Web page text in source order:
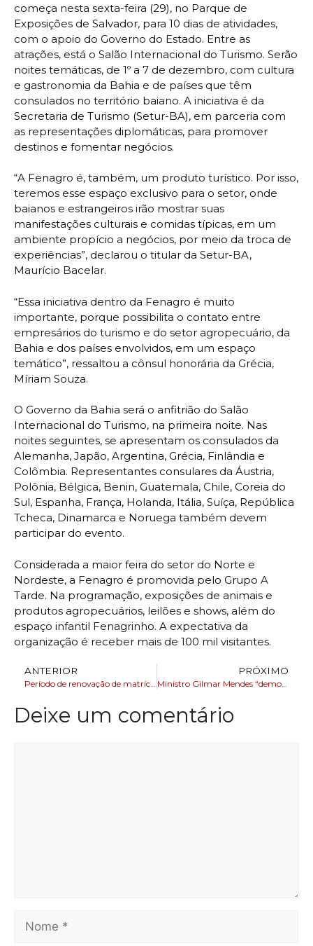
começa nesta sexta-feira (29), no Parque de
Exposições de Salvador, para 10 dias de atividades,
com o apoio do Governo do Estado. Entre as
atrações, está o Salão Internacional do Turismo. Serão
noites temáticas, de 1º a 7 de dezembro, com cultura
e gastronomia da Bahia e de países que têm
consulados no território baiano. A iniciativa é da
Secretaria de Turismo (Setur-BA), em parceria com
as representações diplomáticas, para promover
destinos e fomentar negócios.
“A Fenagro é, também, um produto turístico. Por isso,
teremos esse espaço exclusivo para o setor, onde
baianos e estrangeiros irão mostrar suas
manifestações culturais e comidas típicas, em um
ambiente propício a negócios, por meio da troca de
experiências”, declarou o titular da Setur-BA,
Maurício Bacelar.
“Essa iniciativa dentro da Fenagro é muito
importante, porque possibilita o contato entre
empresários do turismo e do setor agropecuário, da
Bahia e dos países envolvidos, em um espaço
temático”, ressaltou a cônsul honorária da Grécia,
Míriam Souza.
O Governo da Bahia será o anfitrião do Salão
Internacional do Turismo, na primeira noite. Nas
noites seguintes, se apresentam os consulados da
Alemanha, Japão, Argentina, Grécia, Finlândia e
Colômbia. Representantes consulares da Áustria,
Polônia, Bélgica, Benin, Guatemala, Chile, Coreia do
Sul, Espanha, França, Holanda, Itália, Suíça, República
Tcheca, Dinamarca e Noruega também devem
participar do evento.
Considerada a maior feira do setor do Norte e
Nordeste, a Fenagro é promovida pelo Grupo A
Tarde. Na programação, exposições de animais e
produtos agropecuários, leilões e shows, além do
espaço infantil Fenagrinho. A expectativa da
organização é receber mais de 100 mil visitantes.
ANTERIOR PRÓXIMO
Ministro Gilmar Mendes “democracia se provou resiliente” após trama golpista
Deixe um comentário